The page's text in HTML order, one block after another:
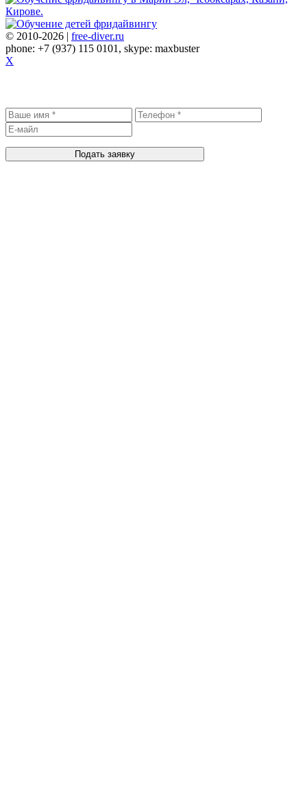
© 2010-2026 | free-diver.ru
phone: +7 (937) 115 0101, skype: maxbuster
X